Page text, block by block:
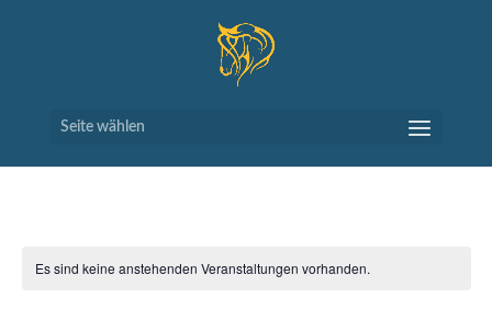
Seite wählen
Es sind keine anstehenden Veranstaltungen vorhanden.